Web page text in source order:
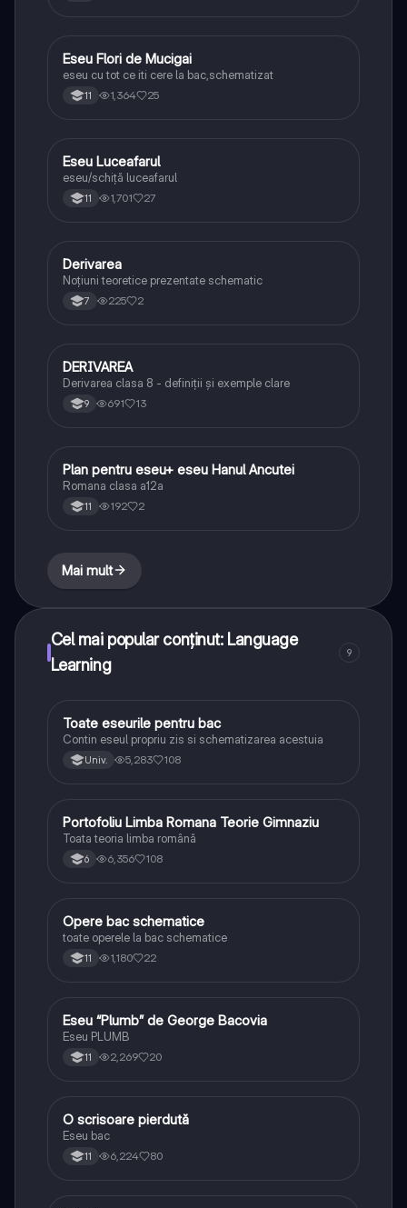
Limba și literatura română
Eseu Flori de Mucigai
eseu cu tot ce iti cere la bac,schematizat
11 1,364 25
Limba și literatura română
Eseu Luceafarul
eseu/schiță luceafarul
11 1,701 27
Limba și literatura română
Derivarea
Noțiuni teoretice prezentate schematic
7 225 2
Limba și literatura română
DERIVAREA
Derivarea clasa 8 - definiții și exemple clare
9 691 13
Limba și literatura română Plan pentru eseu+ eseu Hanul Ancutei
Romana clasa a12a
11 192 2
Mai mult
Cel mai popular conținut: Language
Learning
9
Limba și literatura română
Toate eseurile pentru bac
Contin eseul propriu zis si schematizarea acestuia
Univ. 5,283 108
Limba și literatura română
Portofoliu Limba Romana Teorie Gimnaziu
Toata teoria limba română
6 6,356 108
Limba și literatura română
Opere bac schematice
toate operele la bac schematice
11 1,180 22
Limba și literatura română
Eseu “Plumb” de George Bacovia
Eseu PLUMB
11 2,269 20
Limba și literatura română
O scrisoare pierdută
Eseu bac
11 6,224 80